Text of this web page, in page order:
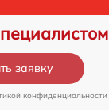
заявку
конфиденциальности